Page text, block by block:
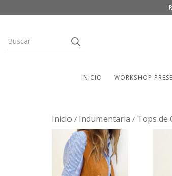
INICIO WORKSHOP
Inicio / Indumentaria / Tops de